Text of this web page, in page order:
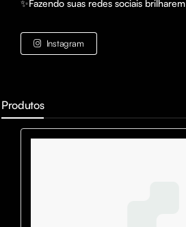
✨Fazendo suas redes sociais brilharem
Instagram
Produtos